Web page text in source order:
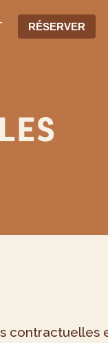
RÉSERVER
contractuelles